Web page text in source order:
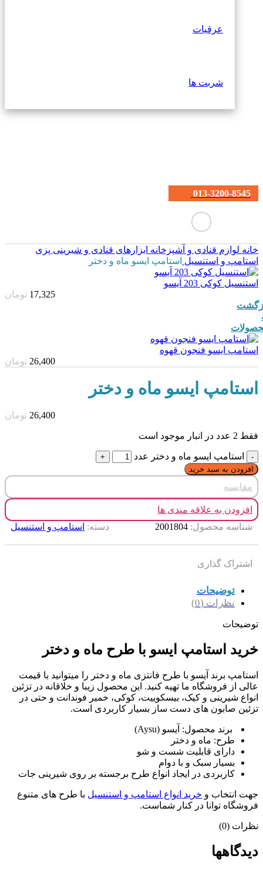
عرقیات
شربت ها
013-3200-8545
خانه لوازم قنادی و آشپزخانه ابزارهای قنادی و شیرینی پزی
استامپ و استنسیل استامپ ایسو ماه و دختر
استنسیل کوکی 203 آیسو
17,325 تومان
استامپ ایسو فنجون قهوه
26,400 تومان
استامپ ایسو ماه و دختر
26,400 تومان
فقط 2 عدد در انبار موجود است
استامپ ایسو ماه و دختر عدد
افزودن به سبد خرید
مقایسه
افزودن به علاقه مندی ها
شناسه محصول: 2001804 دسته: استامپ و استنسیل
اشتراک گذاری
توضیحات
نظرات (0)
توضیحات
خرید استامپ ایسو با طرح ماه و دختر
استامپ برند آیسو با طرح فانتزی ماه و دختر را میتوانید با قیمت
عالی از فروشگاه ما تهیه کنید. این محصول زیبا و خلاقانه در تزئین
انواع شیرینی و کیک، بیسکوییت، کوکی، خمیر فوندانت و حتی در
تزئین صابون های دست ساز بسیار کاربردی است.
برند محصول: آیسو (Aysu)
طرح: ماه و دختر
دارای قابلیت شست و شو
بسیار سبک و با دوام
کاربردی در ایجاد انواع طرح برجسته بر روی شیرینی جات
جهت انتخاب و خرید انواع استامپ و استنسیل با طرح های متنوع
فروشگاه توانا در کنار شماست.
نظرات (0)
دیدگاهها